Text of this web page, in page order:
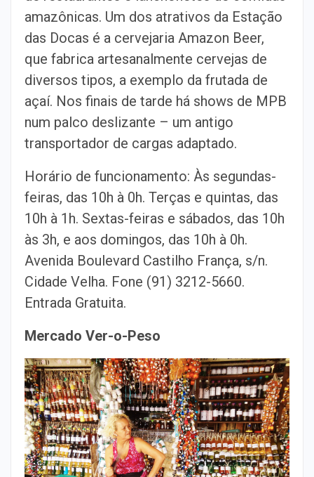
amazônicas. Um dos atrativos da Estação
das Docas é a cervejaria Amazon Beer,
que fabrica artesanalmente cervejas de
diversos tipos, a exemplo da frutada de
açaí. Nos finais de tarde há shows de MPB
num palco deslizante – um antigo
transportador de cargas adaptado.
Horário de funcionamento: Às segundas-
feiras, das 10h à 0h. Terças e quintas, das
10h à 1h. Sextas-feiras e sábados, das 10h
às 3h, e aos domingos, das 10h à 0h.
Avenida Boulevard Castilho França, s/n.
Cidade Velha. Fone (91) 3212-5660.
Entrada Gratuita.
Mercado Ver-o-Peso